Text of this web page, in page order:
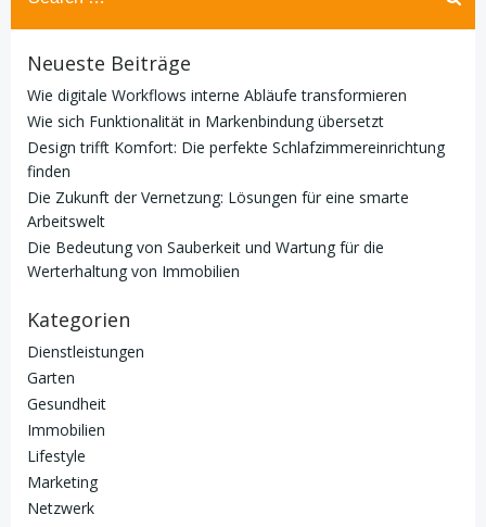
for:
Neueste Beiträge
Wie digitale Workflows interne Abläufe transformieren
Wie sich Funktionalität in Markenbindung übersetzt
Design trifft Komfort: Die perfekte Schlafzimmereinrichtung
finden
Die Zukunft der Vernetzung: Lösungen für eine smarte
Arbeitswelt
Die Bedeutung von Sauberkeit und Wartung für die
Werterhaltung von Immobilien
Kategorien
Dienstleistungen
Garten
Gesundheit
Immobilien
Lifestyle
Marketing
Netzwerk